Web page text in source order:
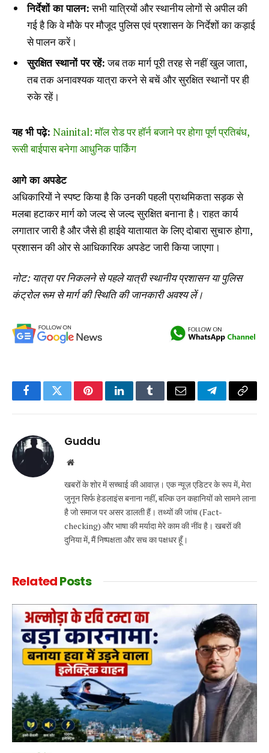
निर्देशों का पालन:सभी यात्रियों और स्थानीय लोगों से अपील की
गई है कि वे मौके पर मौजूद पुलिस एवं प्रशासन के निर्देशों का कड़ाई
से पालन करें।
सुरक्षित स्थानों पर रहें:जब तक मार्ग पूरी तरह से नहीं खुल जाता,
तब तक अनावश्यक यात्रा करने से बचें और सुरक्षित स्थानों पर ही
रुके रहें।
यह भी पढ़े: Nainital: मॉल रोड पर हॉर्न बजाने पर होगा पूर्ण प्रतिबंध,
रूसी बाईपास बनेगा आधुनिक पार्किंग
आगे का अपडेट
अधिकारियों ने स्पष्ट किया है कि उनकी पहली प्राथमिकता सड़क से
मलबा हटाकर मार्ग को जल्द से जल्द सुरक्षित बनाना है। राहत कार्य
लगातार जारी है और जैसे ही हाईवे यातायात के लिए दोबारा सुचारु होगा,
प्रशासन की ओर से आधिकारिक अपडेट जारी किया जाएगा।
नोट: यात्रा पर निकलने से पहले यात्री स्थानीय प्रशासन या पुलिस
कंट्रोल रूम से मार्ग की स्थिति की जानकारी अवश्य लें।
FacebookTwitterPinterestLinkedInTumblrEmail TelegramCopy
Guddu
Website
खबरों के शोर में सच्चाई की आवाज़। एक न्यूज़ एडिटर के रूप में, मेरा
जुनून सिर्फ हेडलाइंस बनाना नहीं, बल्कि उन कहानियों को सामने लाना
है जो समाज पर असर डालती हैं। तथ्यों की जांच (Fact-
checking) और भाषा की मर्यादा मेरे काम की नींव है। खबरों की
दुनिया में, मैं निष्पक्षता और सच का पक्षधर हूँ।
RelatedPosts